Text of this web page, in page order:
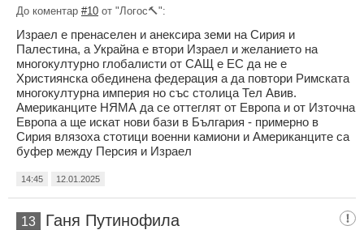
До коментар #10 от "Логос🔨":
Израел е пренаселен и анексира земи на Сирия и
Палестина, а Украйна е втори Израел и желанието на
многокултурно глобалисти от САЩ е ЕС да не е
Християнска обединена федерация а да повтори Римската
многокултурна империя но със столица Тел Авив.
Американците НЯМА да се оттеглят от Европа и от Източна
Европа а ще искат нови бази в България - примерно в
Сирия влязоха стотици военни камиони и Американците са
буфер между Персия и Израел
14:45 12.01.2025
13 Ганя Путинофила